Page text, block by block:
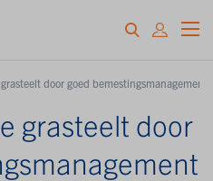
door goed bemestingsmanagement
grasteelt door